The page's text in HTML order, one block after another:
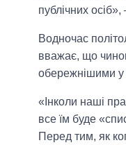
публічних
Водночас
вважає, що
обережнішими
«Інколи наші
все їм буде
Перед тим, як